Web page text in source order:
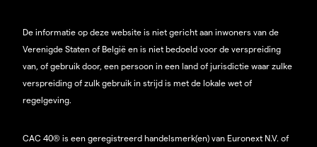
De informatie op deze website is niet gericht aan inwoners van de
Verenigde Staten of België en is niet bedoeld voor de verspreiding
van, of gebruik door, een persoon in een land of jurisdictie waar zulke
verspreiding of zulk gebruik in strijd is met de lokale wet of
regelgeving.
CAC 40® is een geregistreerd handelsmerk(en) van Euronext N.V. of